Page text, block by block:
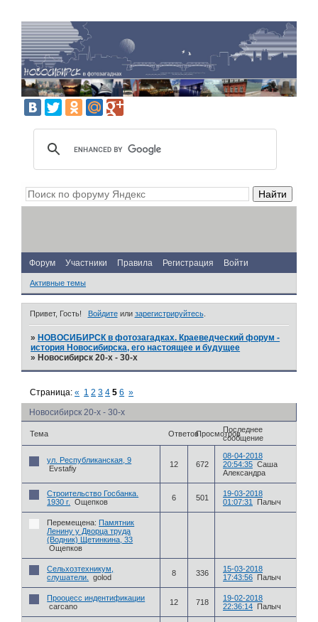
Форум Участники Правила Регистрация Войти
Активные темы
Привет, Гость! Войдитеили зарегистрируйтесь.
» НОВОСИБИРСК в фотозагадках. Краеведческий форум -
история Новосибирска, его настоящее и будущее
» Новосибирск 20-х - 30-х
Новосибирск 20-х - 30-х
Страница:« 1 2 3 4 5 6 »
Тема ОтветовПросмотровПоследнее
сообщение
ул. Республиканская, 9
Evstafiy
12 672
08-04-2018
20:54:35 Саша
Александра
Строительство Госбанка.
1930 г.
Ощепков 6 501
19-03-2018
01:07:31
Палыч
Перемещена: Памятник
Ленину у Дворца труда
(Водник) Щетинкина, 33
Ощепков
Сельхозтехникум,
слушатели.
golod 8 336
15-03-2018
17:43:56 Палыч
Прооцесс индентификации
carcano
12 718
19-02-2018
22:36:14 Палыч